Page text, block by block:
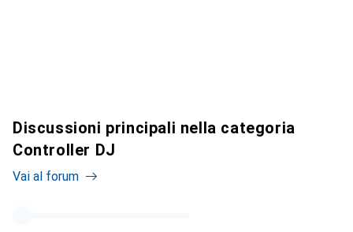
Discussioni principali nella categoria
Controller DJ
Vai al forum